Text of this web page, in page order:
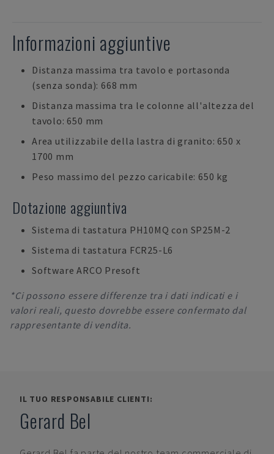
Informazioni aggiuntive
Distanza massima tra tavolo e portasonda
(senza sonda): 668 mm
Distanza massima tra le colonne all'altezza del
tavolo: 650 mm
Area utilizzabile della lastra di granito: 650 x
1700 mm
Peso massimo del pezzo caricabile: 650 kg
Dotazione aggiuntiva
Sistema di tastatura PH10MQ con SP25M-2
Sistema di tastatura FCR25-L6
Software ARCO Presoft
*Ci possono essere differenze tra i dati indicati e i
valori reali, questo dovrebbe essere confermato dal
rappresentante di vendita.
IL TUO RESPONSABILE CLIENTI:
Gerard Bel